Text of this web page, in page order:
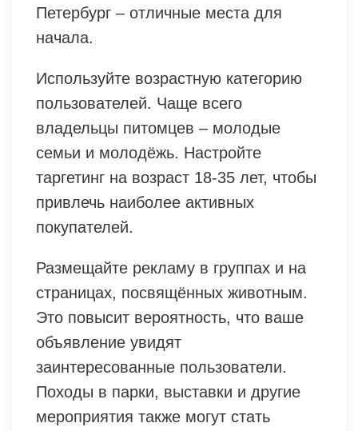
Петербург – отличные места для
начала.
Используйте возрастную категорию
пользователей. Чаще всего
владельцы питомцев – молодые
семьи и молодёжь. Настройте
таргетинг на возраст 18-35 лет, чтобы
привлечь наиболее активных
покупателей.
Размещайте рекламу в группах и на
страницах, посвящённых животным.
Это повысит вероятность, что ваше
объявление увидят
заинтересованные пользователи.
Походы в парки, выставки и другие
мероприятия также могут стать